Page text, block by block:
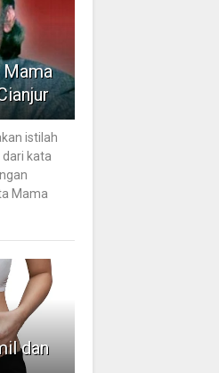
Mama
istilah
dari kata
Mama
dan